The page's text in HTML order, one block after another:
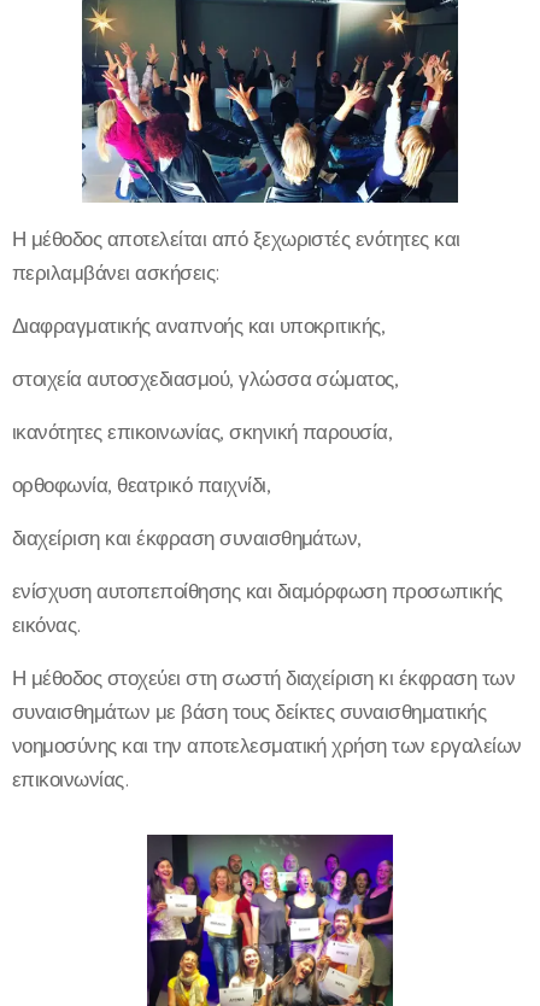
Η μέθοδος αποτελείται από ξεχωριστές ενότητες και
περιλαμβάνει ασκήσεις:
Διαφραγματικής αναπνοής και υποκριτικής,
στοιχεία αυτοσχεδιασμού, γλώσσα σώματος,
ικανότητες επικοινωνίας, σκηνική παρουσία,
ορθοφωνία, θεατρικό παιχνίδι,
διαχείριση και έκφραση συναισθημάτων,
ενίσχυση αυτοπεποίθησης και διαμόρφωση προσωπικής
εικόνας.
Η μέθοδος στοχεύει στη σωστή διαχείριση κι έκφραση των
συναισθημάτων με βάση τους δείκτες συναισθηματικής
νοημοσύνης και την αποτελεσματική χρήση των εργαλείων
επικοινωνίας.